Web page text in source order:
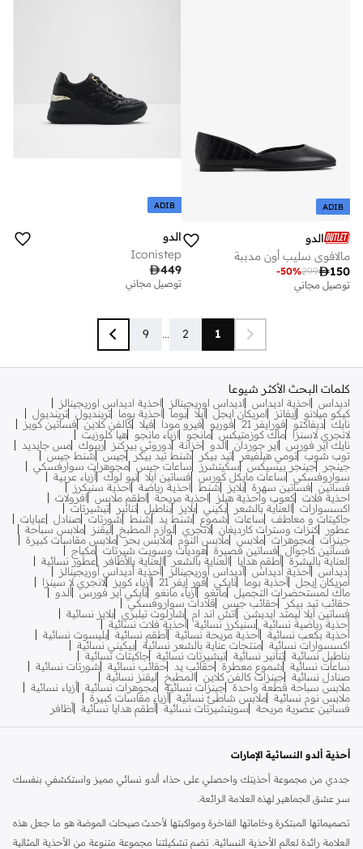
ADIB
الدو
مالافوي سليب أون مدببة
150
299
-50%
توصيل مجاني
ADIB
الدو
Iconistep
449
توصيل مجاني
1
2
...
9
كلمات البحث الأكثر شيوعا
اديداس احذية اديداس اديداس اوريجينالز
احذية اديداس اوريجينالز
كيكو ميلانو
إيفانز امريكان ايجل ايلا بوما احذية بوما ترينديول ترينديول
نايك ديفاكتو فورايفر 21 فوريو فيرو مودا فيلا كالفن كلاين فساتين كويز
لانجري لاسنزا
ماك كوزمتيكس مانجو ازياء مانجو
هيا كلوزيت
نايك اير فورس
اير جوردان الدو خزانة دوروثي بيركنز ريبوك مس جايديد
توب شوب تومي هيلفيغر تيد بيكر شنط تيد بيكر جيس
شنط جيس
جينجر
جينجر بيسيكس سكيتشرز ساعات جيس مجوهرات سوارفسكي
سواروفسكي
ساعات مايكل كورس فساتين ايلا نيو لوك أزياء عربية
فساتين
فساتين سهرة بلايز شنط احذية رياضة
احذية سنيكرز
احذية فلات كعوب واحذية هيلز احذية مريحة اطقم ملابس
افرولات
اكسسوارات
العناية بالشعر بكيني بلايز بناطيل تنانير
تيشيرتات
جاكيتات و معاطف
ساعات شموع شنط يد شنط شورتات صنادل
عبايات
عطور
كنزات وسترات كارديغان لانجري لوازم المطبخ ليقنز
ملابس سباحة
جينزات مجوهرات ملابس ملابس النوم ملابس بحر ملابس مقاسات كبيرة
فساتين كاجوال
فساتين قصيرة هوديات وسويت شيرتات مكياج
العناية بالبشرة أطقم هدايا العناية بالشعر العناية بالأظافر
عطور نسائية
أديداس أحذية أديداس أديداس أوريجينالز
أحذية أديداس أوريجينالز
أمريكان إيجل أحذية بوما نايكي فور إيفر 21 أزياء كويز
لانجري لا سينزا
ماك لمستحضرات التجميل مانغو أزياء مانغو نايكي اير فورس ألدو
حقائب تيد بيكر
حقائب جيس
قلادات سواروفسكي
فساتين ايلا ليمتد ايديشن
اتش اند ام شارلوت تيلبري بلايز نسائية
أحذية رياضية نسائية
سنيكرز نسائية أحذية فلات نسائية
أحذية بكعب نسائية أحذية مريحة نسائية أطقم نسائية بليسوت نسائية
اكسسوارات نسائية منتجات عناية بالشعر نسائية بيكيني نسائية
بناطيل نسائية تنانير نسائية تيشيرتات نسائية جاكيتات نسائية
ساعات نسائية
شموع معطرة حقائب يد حقائب نسائية
شورتات نسائية
صنادل نسائية جينزات كالفن كلاين المطبخ
ليقنز نسائية
ملابس سباحة قطعة واحدة جينزات نسائية مجوهرات نسائية أزياء نسائية
ملابس نوم نسائية ملابس شاطئ نسائية أزياء مقاسات كبيرة
فساتين عصرية مريحة
سويتشيرتات نسائية أطقم هدايا نسائية أظافر
أحذية ألدو النسائية الإمارات
جددي من مجموعة أحذيتك واحصلي على حذاء ألدو نسائي مميز واستكشفي بنفسك
سر عشق الجماهير لهذه العلامة الرائعة.
تصميماتها المبتكرة وخاماتها الفاخرة ومواكبتها لأحدث صيحات الموضة هو ما جعل هذه
العلامة رائدة لعالم الأحذية النسائية. تضم تشكيلتنا مجموعة متنوعة من الأحذية المثالية